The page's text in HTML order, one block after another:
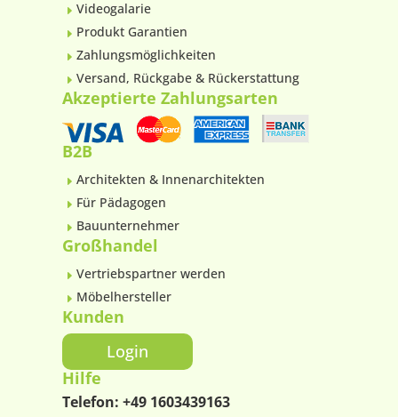
E Videogalarie
E Produkt Garantien
E Zahlungsmöglichkeiten
E Versand, Rückgabe & Rückerstattung
Akzeptierte Zahlungsarten
B2B
E Architekten & Innenarchitekten
E Für Pädagogen
E Bauunternehmer
Großhandel
E Vertriebspartner werden
E Möbelhersteller
Kunden
Login
Hilfe
Telefon: +49 1603439163